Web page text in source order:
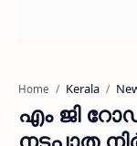
Home Kerala
എം ജി